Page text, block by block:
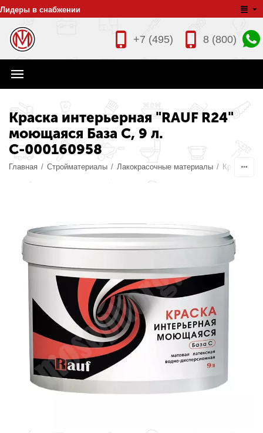
Лидеры в снабжении
8 (800)
+7 (495)
Краска интерьерная "RAUF R24"
моющаяся База С, 9 л.
С-000160958
Главная / Стройматериалы / Лакокрасочные материалы / Краски